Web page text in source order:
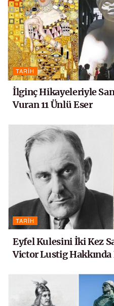
TARIH
İlginç Hikayeleriyle
Vuran 11 Ünlü Eser
TARIH
Eyfel Kulesini İki Kez
Victor Lustig